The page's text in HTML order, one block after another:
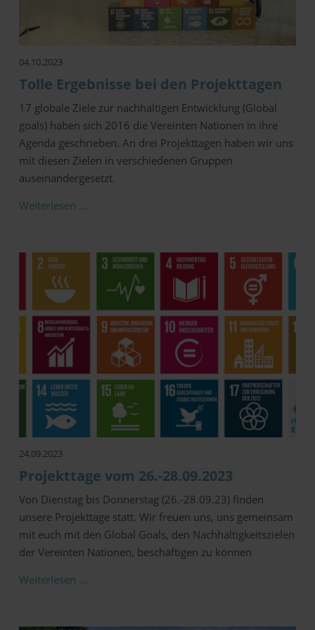
04.10.2023
Tolle Ergebnisse bei den Projekttagen
17 globale Ziele zur nachhaltigen Entwicklung (Global
goals) haben sich 2016 die Vereinten Nationen in ihre
Agenda geschrieben. An drei Projekttagen haben wir uns
mit diesen Zielen in verschiedenen Gruppen
auseinandergesetzt.
Weiterlesen …
24.09.2023
Projekttage vom 26.-28.09.2023
Von Dienstag bis Donnerstag (26.-28.09.23) finden
unsere Projekttage statt. Wir freuen uns, uns gemeinsam
mit euch mit den Global Goals, den Nachhaltigkeitszielen
der Vereinten Nationen, beschäftigen zu können
Weiterlesen …